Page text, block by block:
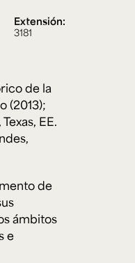
Educación Continua
Extensión:
3181
de la
(2013);
EE.
de
ámbitos
e